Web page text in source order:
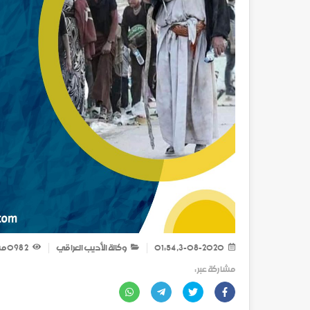
وكالة الأديب العراقي 2 098
مشاركة عبر :